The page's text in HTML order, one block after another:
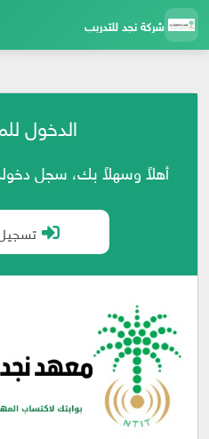
شركة نجد للتدريب
الدخول
أهلاً وسهلاً بك، سجل